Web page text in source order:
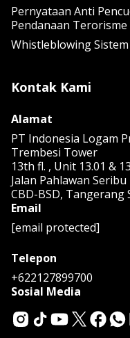
Pernyataan Anti
Pendanaan Terorisme
Whistleblowing Sistem
Kontak Kami
Alamat
PT Indonesia Logam
Trembesi Tower
13th fl. , Unit 13.01 &
Jalan Pahlawan
CBD-BSD, Tangerang
Email
[email protected]
Telepon
+622127899700
Sosial Media